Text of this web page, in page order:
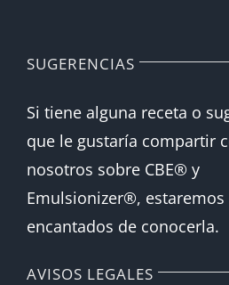
SUGERENCIAS
Si tiene alguna receta o
que le gustaría compartir
nosotros sobre CBE® y
Emulsionizer®, estaremos
encantados de conocerla.
AVISOS LEGALES